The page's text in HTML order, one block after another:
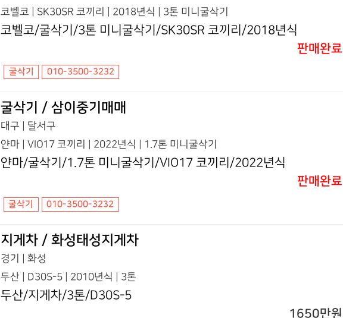
코벨코 | SK30SR 코끼리 | 2018년식 | 3톤 미니굴삭기
코벨코/굴삭기/3톤 미니굴삭기/SK30SR 코끼리/2018년식
판매완료
굴삭기 010-3500-3232
굴삭기 / 삼이중기매매
대구 | 달서구
얀마 | VIO17 코끼리 | 2022년식 | 1.7톤 미니굴삭기
얀마/굴삭기/1.7톤 미니굴삭기/VIO17 코끼리/2022년식
판매완료
굴삭기 010-3500-3232
지게차 / 화성태성지게차
경기 | 화성
두산 | D30S-5 | 2010년식 | 3톤
두산/지게차/3톤/D30S-5
1650만원